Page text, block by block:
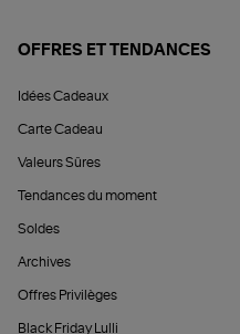
OFFRES ET TENDANCES
Idées Cadeaux
Carte Cadeau
Valeurs Sûres
Tendances du moment
Soldes
Archives
Offres Privilèges
Black Friday Lulli